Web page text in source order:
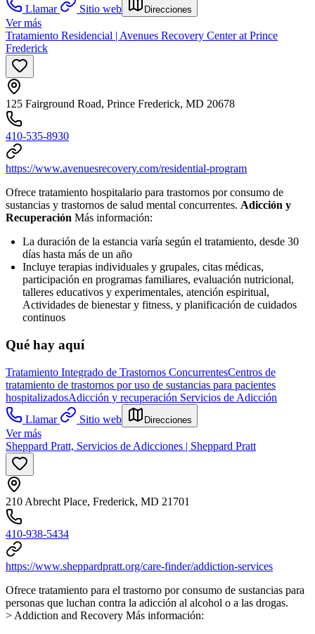
Llamar
Sitio web Direcciones
Ver más
Tratamiento Residencial | Avenues Recovery Center at Prince
Frederick
125 Fairground Road, Prince Frederick, MD 20678
410-535-8930
https://www.avenuesrecovery.com/residential-program
Ofrece tratamiento hospitalario para trastornos por consumo de
sustancias y trastornos de salud mental concurrentes. Adicción y
Recuperación Más información:
La duración de la estancia varía según el tratamiento, desde 30
días hasta más de un año
Incluye terapias individuales y grupales, citas médicas,
participación en programas familiares, evaluación nutricional,
talleres educativos y experimentales, atención espiritual,
Actividades de bienestar y fitness, y planificación de cuidados
continuos
Qué hay aquí
Tratamiento Integrado de Trastornos ConcurrentesCentros de
tratamiento de trastornos por uso de sustancias para pacientes
hospitalizadosAdicción y recuperación Servicios de Adicción
Llamar
Sitio web Direcciones
Ver más
Sheppard Pratt, Servicios de Adicciones | Sheppard Pratt
210 Abrecht Place, Frederick, MD 21701
410-938-5434
https://www.sheppardpratt.org/care-finder/addiction-services
Ofrece tratamiento para el trastorno por consumo de sustancias para
personas que luchan contra la adicción al alcohol o a las drogas.
> Addiction and Recovery Más información: